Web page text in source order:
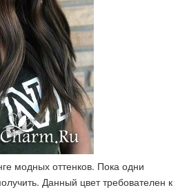
модных оттенков. Пока одни
Данный цвет требователен к